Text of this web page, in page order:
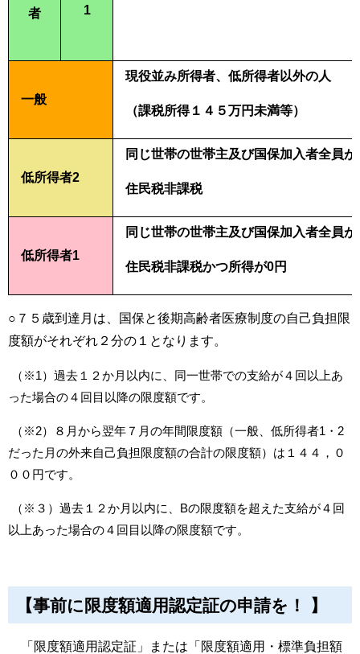
者 1
一般
現役並み所得者、低所得者以外の人
（課税所得１４５万円未満等）
低所得者2
同じ世帯の世帯主及び国保加入者全員が
住民税非課税
低所得者1
同じ世帯の世帯主及び国保加入者全員が
住民税非課税かつ所得が0円
○７５歳到達月は、国保と後期高齢者医療制度の自己負担限
度額がそれぞれ２分の１となります。
（※1）過去１２か月以内に、同一世帯での支給が４回以上あ
った場合の４回目以降の限度額です。
（※2）８月から翌年７月の年間限度額（一般、低所得者1・2
だった月の外来自己負担限度額の合計の限度額）は１４４，０
００円です。
（※３）過去１２か月以内に、Bの限度額を超えた支給が４回
以上あった場合の４回目以降の限度額です。
【事前に限度額適用認定証の申請を！ 】
「限度額適用認定証」または「限度額適用・標準負担額